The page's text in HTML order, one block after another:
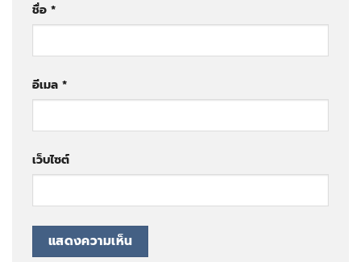
ชื่อ *
อีเมล *
เว็บไซต์